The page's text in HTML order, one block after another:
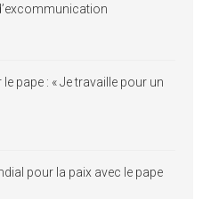
pape : « Je travaille pour un
pour la paix avec le pape